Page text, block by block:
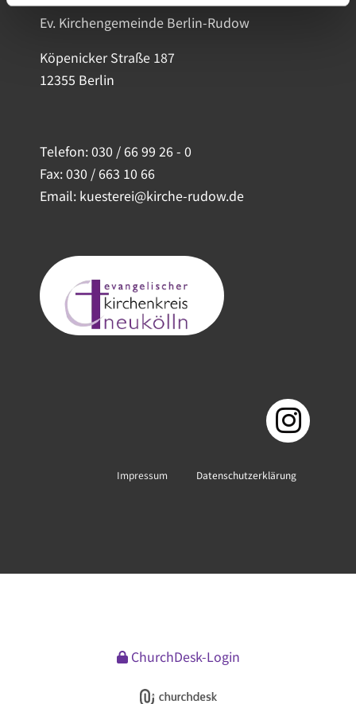
Ev. Kirchengemeinde Berlin-Rudow
Köpenicker Straße 187
12355 Berlin
Telefon:030 / 66 99 26 - 0
Fax: 030 / 663 10 66
Email: kuesterei@kirche-rudow.de
Impressum Datenschutzerklärung
ChurchDesk-Login